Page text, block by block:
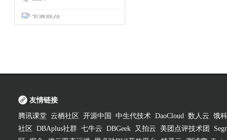
万商联信
友情链接
腾讯课堂 云栖社区 开源中国 中生代技术 DaoCloud 数人云 饿
社区
DBAplus社群 七牛云 DBGeek 又拍云 美团点评技术团